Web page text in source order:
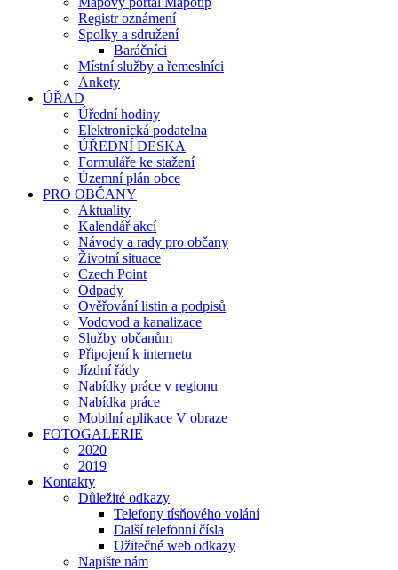
Registr oznámení
Spolky a sdružení
Baráčníci
Místní služby a řemeslníci
Ankety
ÚŘAD
Úřední hodiny
Elektronická podatelna
ÚŘEDNÍ DESKA
Formuláře ke stažení
Územní plán obce
PRO OBČANY
Aktuality
Kalendář akcí
Návody a rady pro občany
Životní situace
Czech Point
Odpady
Ověřování listin a podpisů
Vodovod a kanalizace
Služby občanům
Připojení k internetu
Jízdní řády
Nabídky práce v regionu
Nabídka práce
Mobilní aplikace V obraze
FOTOGALERIE
2020
2019
Kontakty
Důležité odkazy
Telefony tísňového volání
Další telefonní čísla
Užitečné web odkazy
Napište nám